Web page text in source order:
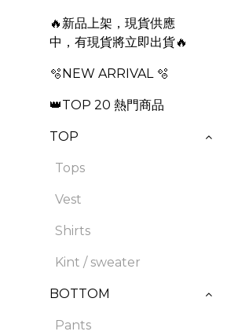
🔥新品上架，現貨供應
中，有現貨將立即出貨🔥
🫧NEW ARRIVAL 🫧
👑TOP 20 熱門商品
TOP
Tops
Vest
Shirts
Kint / sweater
BOTTOM
Pants